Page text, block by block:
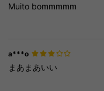
Muito bommmmm
a***o
まあまあいい